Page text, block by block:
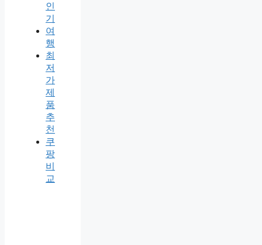
인
기
여
행
최
저
가
제
품
추
천
쿠
팡
비
교